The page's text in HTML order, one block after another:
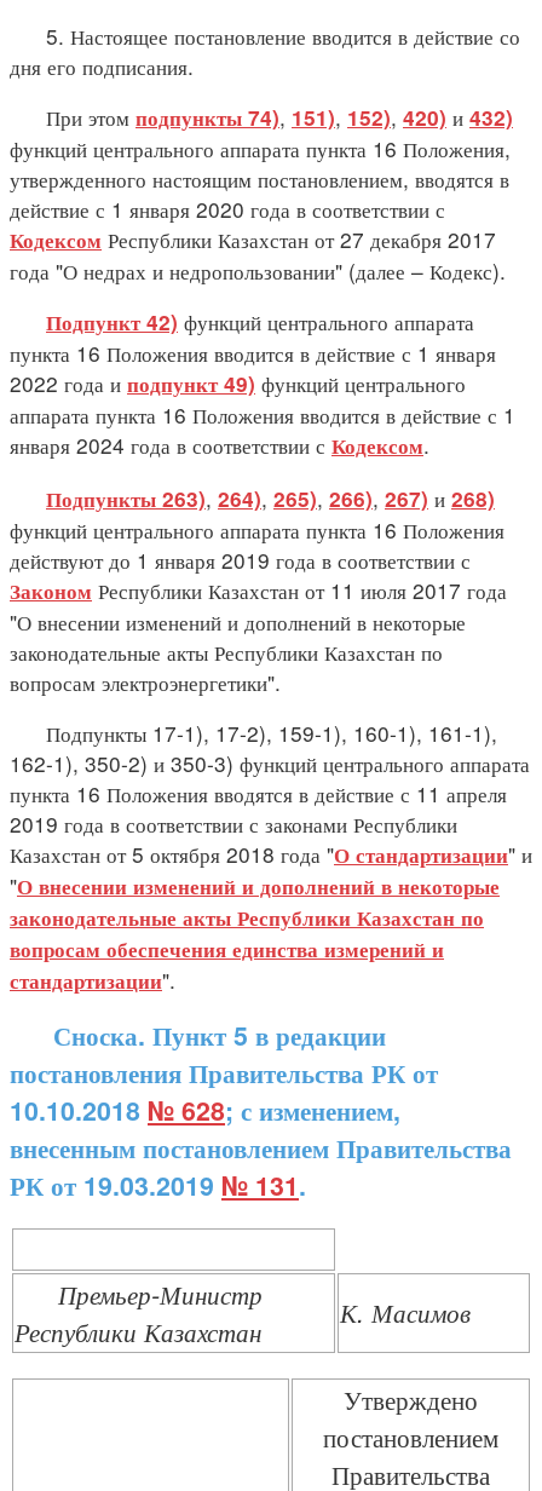
5. Настоящее постановление вводится в действие со
дня его подписания.
При этом подпункты 74), 151), 152), 420) и 432)
функций центрального аппарата пункта 16 Положения,
утвержденного настоящим постановлением, вводятся в
действие с 1 января 2020 года в соответствии с
Кодексом Республики Казахстан от 27 декабря 2017
года "О недрах и недропользовании" (далее – Кодекс).
Подпункт 42) функций центрального аппарата
пункта 16 Положения вводится в действие с 1 января
2022 года и подпункт 49) функций центрального
аппарата пункта 16 Положения вводится в действие с 1
января 2024 года в соответствии с Кодексом.
Подпункты 263), 264), 265), 266), 267) и 268)
функций центрального аппарата пункта 16 Положения
действуют до 1 января 2019 года в соответствии с
Законом Республики Казахстан от 11 июля 2017 года
"О внесении изменений и дополнений в некоторые
законодательные акты Республики Казахстан по
вопросам электроэнергетики".
Подпункты 17-1), 17-2), 159-1), 160-1), 161-1),
162-1), 350-2) и 350-3) функций центрального аппарата
пункта 16 Положения вводятся в действие с 11 апреля
2019 года в соответствии с законами Республики
Казахстан от 5 октября 2018 года "О стандартизации" и
"О внесении изменений и дополнений в некоторые
законодательные акты Республики Казахстан по
вопросам обеспечения единства измерений и
стандартизации".
Сноска. Пункт 5 в редакции
постановления Правительства РК от
10.10.2018 № 628; с изменением,
внесенным постановлением Правительства
РК от 19.03.2019 № 131.
Премьер-Министр
Республики Казахстан
К. Масимов
Утверждено
постановлением
Правительства